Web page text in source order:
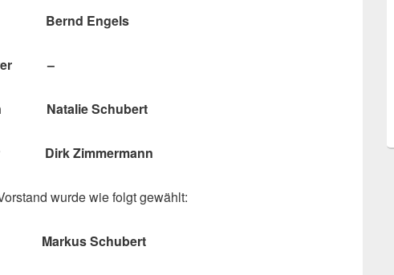
Bernd Engels
–
Natalie Schubert
Dirk Zimmermann
wurde wie folgt gewählt:
Schubert